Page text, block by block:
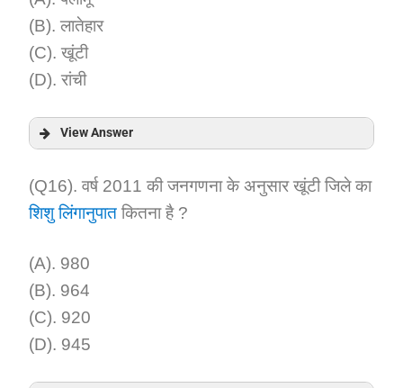
(B). लातेहार
(C). खूंटी
(D). रांची
View Answer
Answer:
(Q16). वर्ष 2011 की जनगणना के अनुसार खूंटी जिले का
शिशु लिंगानुपात कितना है ?
(A). 980
(B). 964
(C). 920
(D). 945